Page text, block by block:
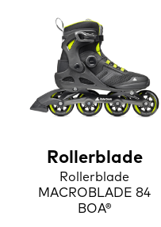
Rollerblade
Rollerblade
MACROBLADE 84
BOA®